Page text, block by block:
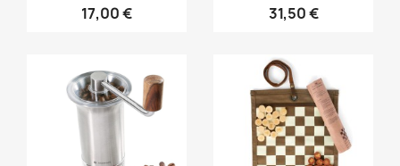
17,00 € 31,50 €